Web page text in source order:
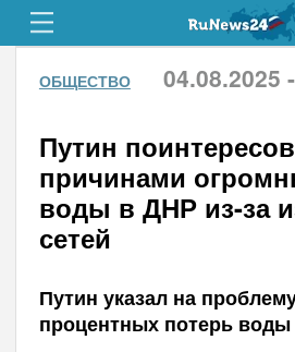
ОБЩЕСТВО 04.08.2025
Путин
причинами
воды в ДНР из-за
сетей
Путин указал на
процентных потерь